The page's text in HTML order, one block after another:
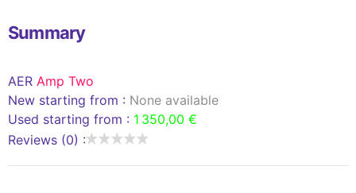
Summary
AER Amp Two
New starting from : None available
Used starting from : 1 350,00 €
Reviews (0) :